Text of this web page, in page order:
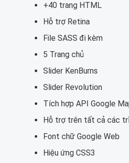
+40 trang HTML
Hỗ trợ Retina
File SASS đi kèm
5 Trang chủ
Slider KenBurns
Slider Revolution
Tích hợp API Google
Hỗ trợ trên tất cả các
Font chữ Google Web
Hiệu ứng CSS3